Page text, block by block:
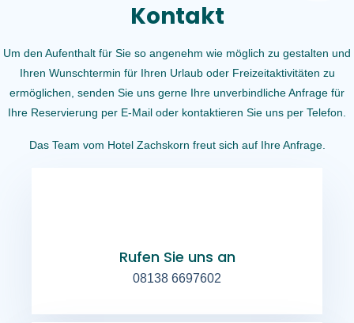
Kontakt
Um den Aufenthalt für Sie so angenehm wie möglich zu gestalten und
Ihren Wunschtermin für Ihren Urlaub oder Freizeitaktivitäten zu
ermöglichen, senden Sie uns gerne Ihre unverbindliche Anfrage für
Ihre Reservierung per E-Mail oder kontaktieren Sie uns per Telefon.
Das Team vom Hotel Zachskorn freut sich auf Ihre Anfrage.
Rufen Sie uns an
08138 6697602